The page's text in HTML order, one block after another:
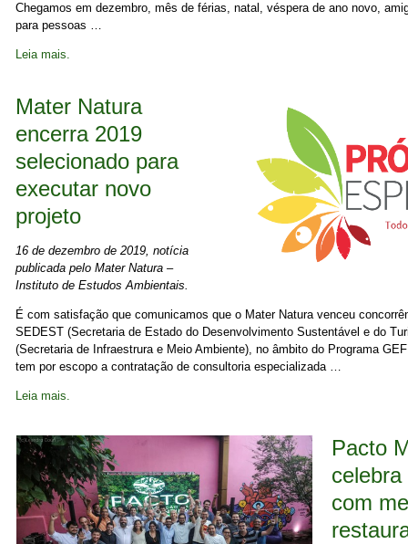
Chegamos em dezembro, mês de férias, natal, véspera de ano novo,
para pessoas …
Leia mais.
Mater Natura
encerra 2019
selecionado para
executar novo
projeto
16 de dezembro de 2019, notícia
publicada pelo Mater Natura –
Instituto de Estudos Ambientais.
É com satisfação que comunicamos que o Mater Natura venceu
SEDEST (Secretaria de Estado do Desenvolvimento Sustentável e do
(Secretaria de Infraestrura e Meio Ambiente), no âmbito do Programa
tem por escopo a contratação de consultoria especializada …
Leia mais.
Pacto
com